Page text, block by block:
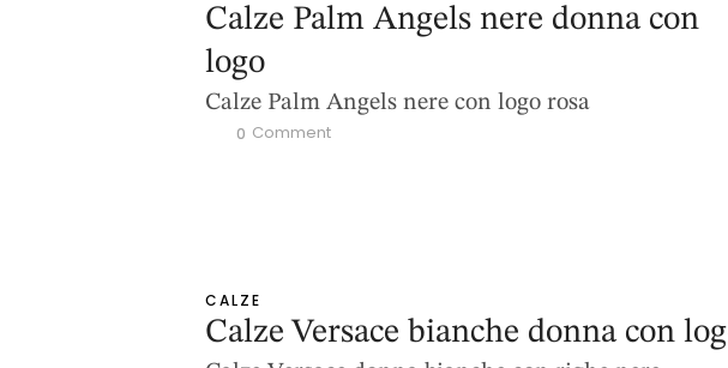
Calze Palm Angels nere donna con
logo
Calze Palm Angels nere con logo rosa
0 Comment
CALZE
Calze Versace bianche donna con